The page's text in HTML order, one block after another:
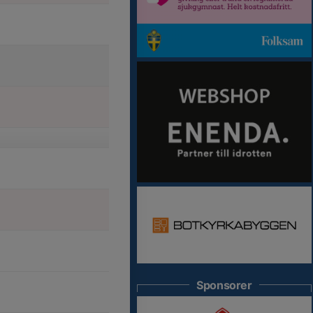
Sponsorer